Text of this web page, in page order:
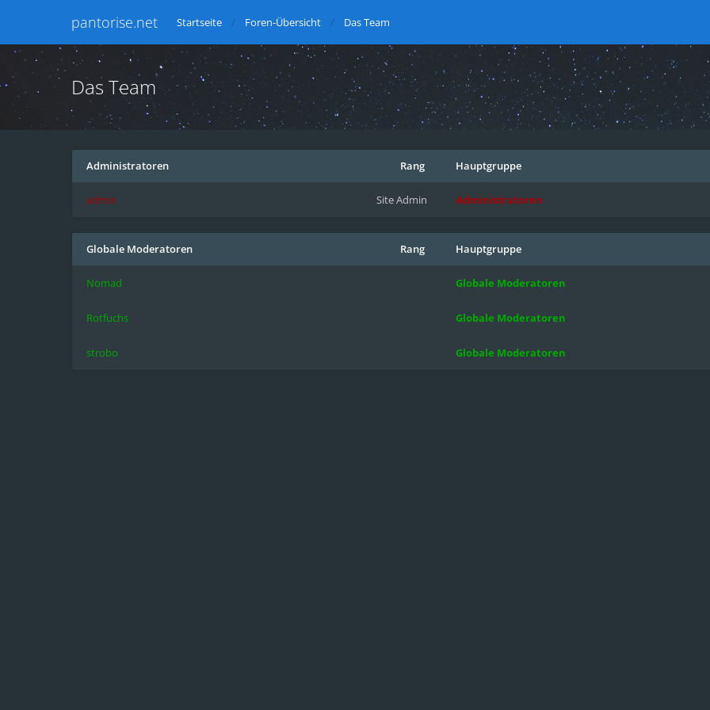
pantorise.net Startseite Foren-Übersicht Das Team
Das Team
Rang
Administratoren Hauptgruppe
Site Admin
admin Administratoren
Rang
Globale Moderatoren Hauptgruppe
Nomad Globale Moderatoren
Rotfuchs Globale Moderatoren
strobo Globale Moderatoren